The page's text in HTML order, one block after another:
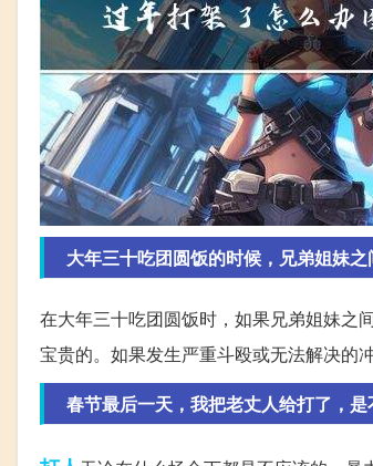
大年三十吃团圆饭的时候，兄弟姐妹
在大年三十吃团圆饭时，如果兄弟姐妹之
宝贵的。如果发生严重斗殴或无法解决的
春节最后一天，我把老丈人给打了，